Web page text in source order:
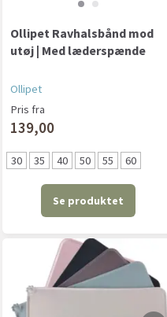
Ollipet Ravhalsbånd mod
utøj | Med læderspænde
Ollipet
Pris fra
139,00
30 35 40 50 55 60
Se produktet